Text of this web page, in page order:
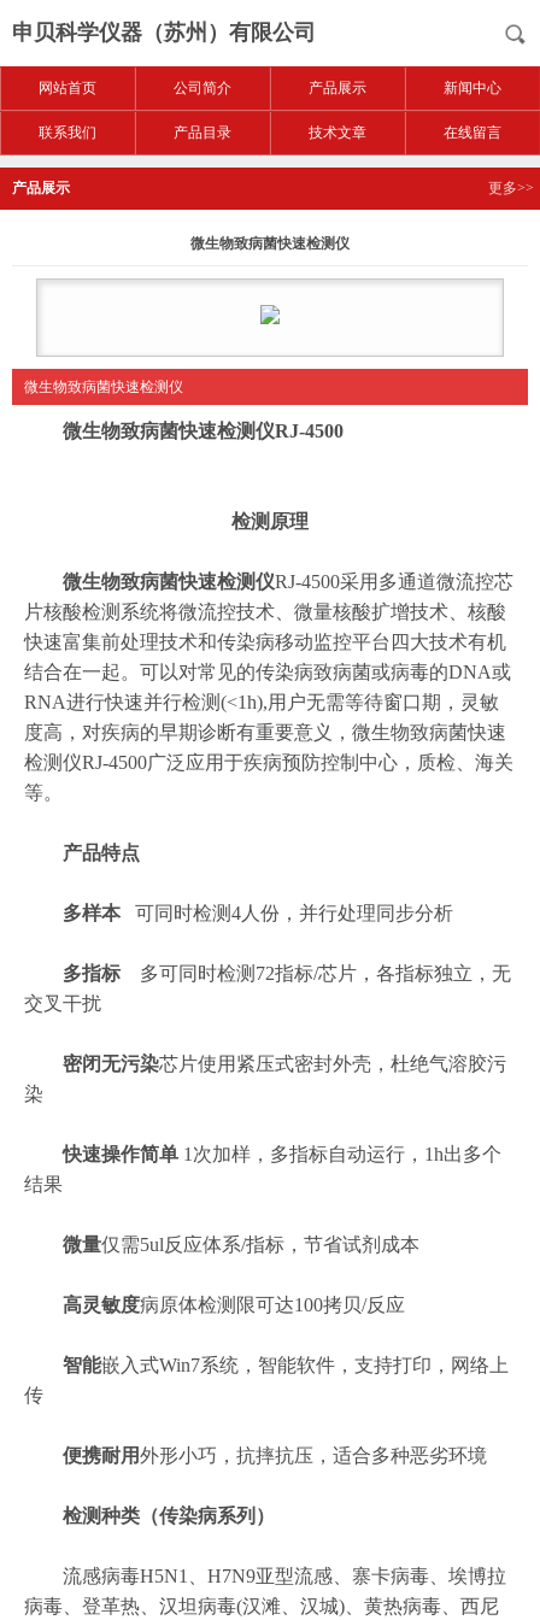
申贝科学仪器（苏州）有限公司
网站首页 公司简介 产品展示 新闻中心
联系我们 产品目录 技术文章 在线留言
产品展示 更多>>
微生物致病菌快速检测仪
微生物致病菌快速检测仪
微生物致病菌快速检测仪RJ-4500
检测原理
微生物致病菌快速检测仪RJ-4500采用多通道微流控芯
片核酸检测系统将微流控技术、微量核酸扩增技术、核酸
快速富集前处理技术和传染病移动监控平台四大技术有机
结合在一起。可以对常见的传染病致病菌或病毒的DNA或
RNA进行快速并行检测(<1h),用户无需等待窗口期，灵敏
度高，对疾病的早期诊断有重要意义，微生物致病菌快速
检测仪RJ-4500广泛应用于疾病预防控制中心，质检、海关
等。
产品特点
多样本可同时检测4人份，并行处理同步分析
多指标 多可同时检测72指标/芯片，各指标独立，无
交叉干扰
密闭无污染芯片使用紧压式密封外壳，杜绝气溶胶污
染
快速操作简单 1次加样，多指标自动运行，1h出多个
结果
微量仅需5ul反应体系/指标，节省试剂成本
高灵敏度病原体检测限可达100拷贝/反应
智能嵌入式Win7系统，智能软件，支持打印，网络上
传
便携耐用外形小巧，抗摔抗压，适合多种恶劣环境
检测种类（传染病系列）
流感病毒H5N1、H7N9亚型流感、寨卡病毒、埃博拉
病毒、登革热、汉坦病毒(汉滩、汉城)、黄热病毒、西尼